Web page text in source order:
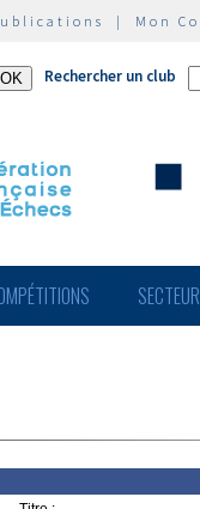
| Mon
Rechercher un club